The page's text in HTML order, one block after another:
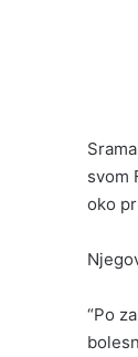
svom
oko
“Po